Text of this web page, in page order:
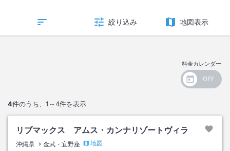
絞り込み 地図表示
料金カレンダー
4件のうち、 1～4件を表示
リブマックス アムス・カンナリゾートヴィラ
沖縄県 金武・宜野座
地図